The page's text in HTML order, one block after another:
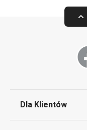
Dla Klientów